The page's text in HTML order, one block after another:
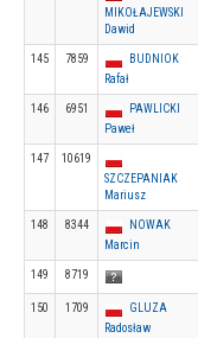
MIKOŁAJEWSKI
Dawid
145 7859
BUDNIOK
Rafał
146 6951
PAWLICKI
Paweł
147
10619
SZCZEPANIAK
Mariusz
148 8344
NOWAK
Marcin
149 8719
150 1709
GLUZA
Radosław